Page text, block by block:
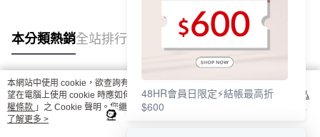
本分類熱銷全站排行
熱門標籤
本網站中使用 cookie，欲查詢有關本網站使用 cookie 方式之詳情，及若您不希
望在電腦上使用 cookie 時應如何變更電腦的 cookie 設定，請參閱本網站「
隱私
權條款 」之 Cookie 聲明。您繼續使用本網站即表示您同意本公司得按本網站使
用條款之 Cookie 聲明使用 cookie。
了解更多 >
48HR會員日限定⚡結帳最高折
$600